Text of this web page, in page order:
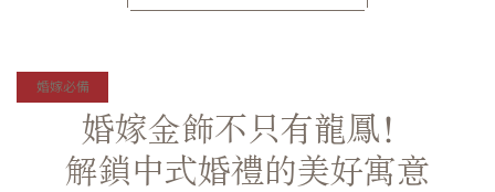
婚嫁金飾不只有龍鳳！
解鎖中式婚禮的美好寓意
婚嫁必備